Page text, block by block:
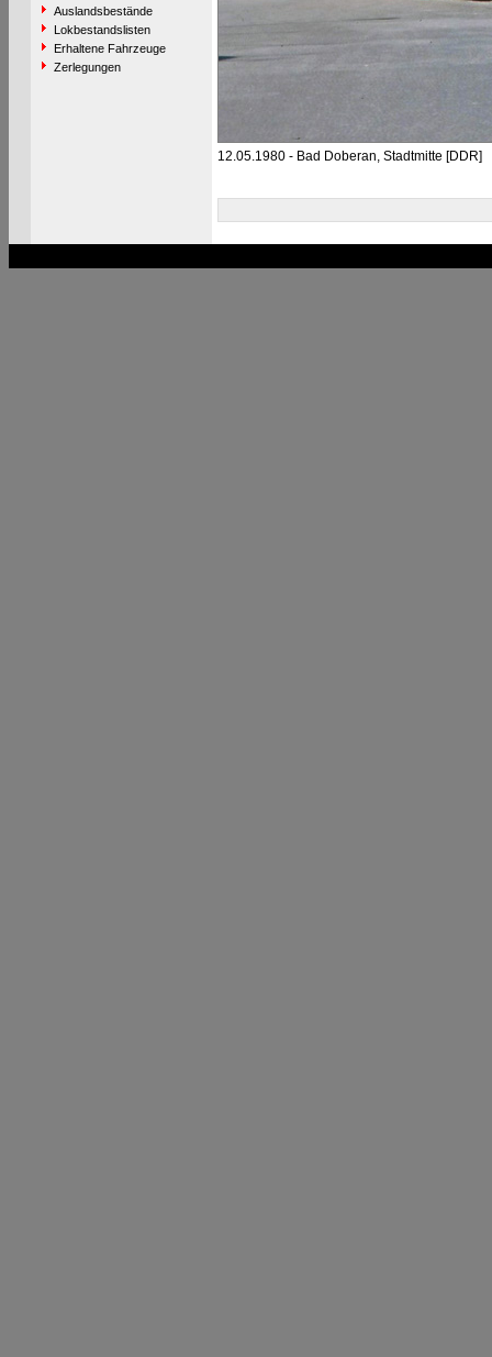
Auslandsbestände
Lokbestandslisten
Erhaltene Fahrzeuge
Zerlegungen
12.05.1980 - Bad Doberan, Stadtmitte [DDR]